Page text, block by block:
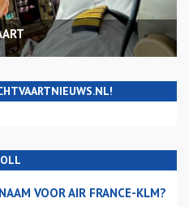
VOOR AIR FRANCE-KLM?